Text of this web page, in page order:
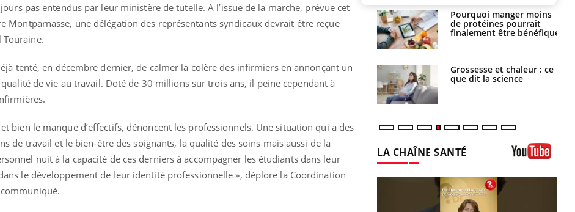
pas entendus par leur ministère de tutelle. A l’issue de la marche, prévue cet
Montparnasse, une délégation des représentants syndicaux devrait être reçue
Touraine.
tenté, en décembre dernier, de calmer la colère des infirmiers en annonçant un
de vie au travail. Doté de 30 millions sur trois ans, il peine cependant à
bien le manque d’effectifs, dénoncent les professionnels. Une situation qui a des
de travail et le bien-être des soignants, la qualité des soins mais aussi de la
nuit à la capacité de ces derniers à accompagner les étudiants dans leur
le développement de leur identité professionnelle », déplore la Coordination
Cytomégalovirus : ce qui
change dans la prise en
charge des femmes
La sieste empêche-t-elle
de dormir la nuit ?
Pourquoi votre ventre
gâche-t-il les premiers
jours de vos vacances ?
Fortes chaleurs :
pourquoi le risque de
noyade grimpe-t-il ?
Pourquoi manger moins
de protéines pourrait
finalement être bénéfique
Grossesse et chaleur : ce
que dit la science
LA CHAÎNE SANTÉ